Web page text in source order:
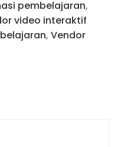
pembelajaran,
video interaktif
, Vendor